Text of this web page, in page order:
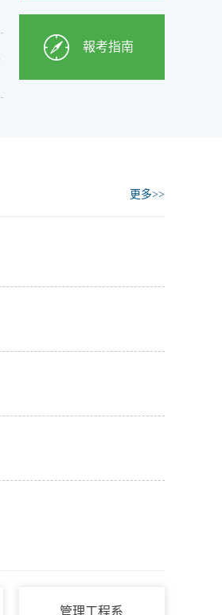
報考指南
更多>>
管理工程系